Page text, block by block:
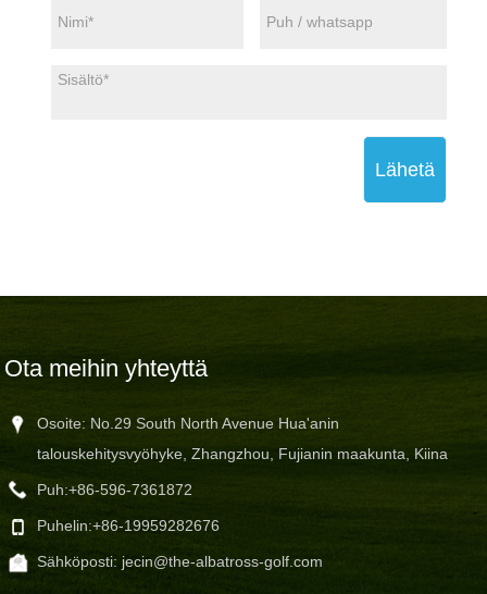
Lähetä
Ota meihin yhteyttä
Osoite: No.29 South North Avenue Hua'anin
talouskehitysvyöhyke, Zhangzhou, Fujianin maakunta, Kiina
Puh:+86-596-7361872
Puhelin:+86-19959282676
Sähköposti: jecin@the-albatross-golf.com